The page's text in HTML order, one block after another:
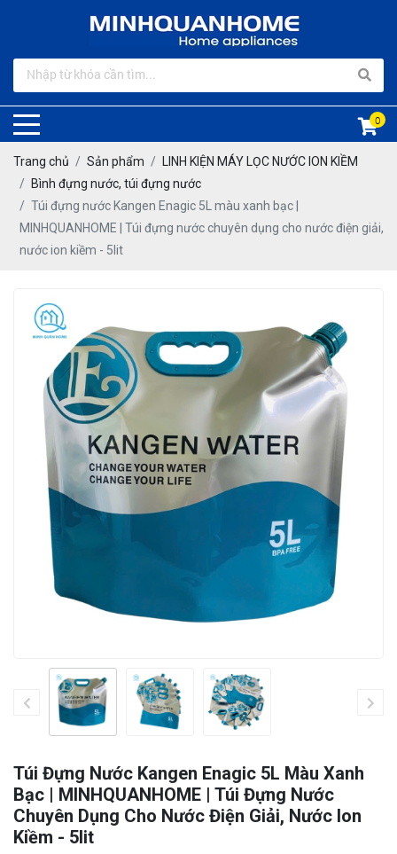
0
Trang chủ Sản phẩm
LINH KIỆN MÁY LỌC NƯỚC ION KIỀM
Bình đựng nước, túi đựng nước
Túi đựng nước Kangen Enagic 5L màu xanh bạc |
MINHQUANHOME | Túi đựng nước chuyên dụng cho nước điện giải,
nước ion kiềm - 5lit
Túi Đựng Nước Kangen Enagic 5L Màu Xanh
Bạc | MINHQUANHOME | Túi Đựng Nước
Chuyên Dụng Cho Nước Điện Giải, Nước Ion
Kiềm - 5lit